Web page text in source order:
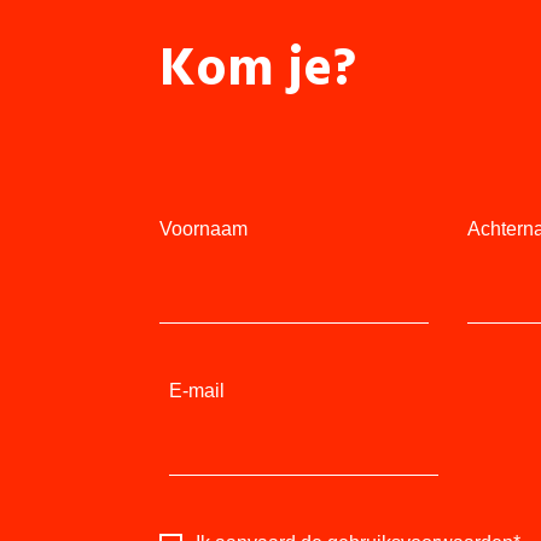
Kom je?
Voornaam
E-mail